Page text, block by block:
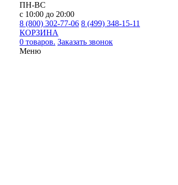
ПН-ВС
с 10:00 до 20:00
8 (800) 302-77-06 8 (499) 348-15-11
КОРЗИНА
0 товаров. Заказать звонок
Меню